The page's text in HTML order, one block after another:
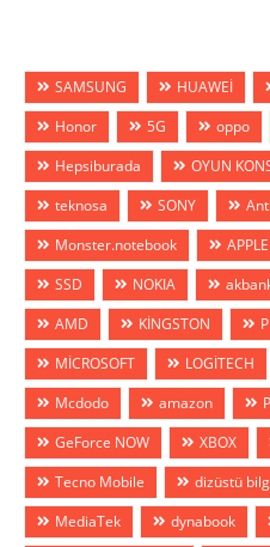
SAMSUNG HUAWEİ
Honor
5G oppo
Hepsiburada
OYUN
teknosa
SONY
Monster.notebook
APPLE
SSD
NOKIA
AMD
KİNGSTON
MİCROSOFT
LOGİTECH
Mcdodo
amazon
GeForce NOW
XBOX
Tecno Mobile
dizüstü
MediaTek
dynabook